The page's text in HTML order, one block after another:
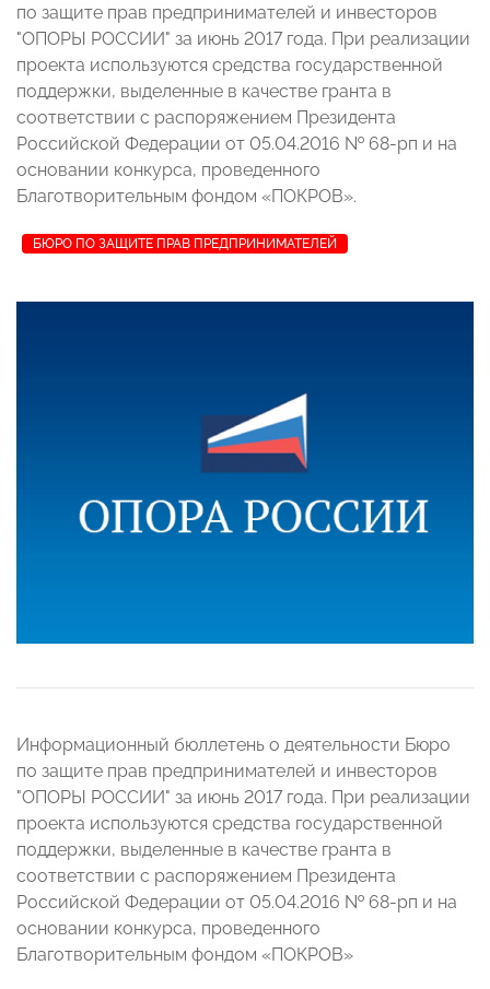
по защите прав предпринимателей и инвесторов
"ОПОРЫ РОССИИ" за июнь 2017 года. При реализации
проекта используются средства государственной
поддержки, выделенные в качестве гранта в
соответствии с распоряжением Президента
Российской Федерации от 05.04.2016 № 68-рп и на
основании конкурса, проведенного
Благотворительным фондом «ПОКРОВ».
БЮРО ПО ЗАЩИТЕ ПРАВ ПРЕДПРИНИМАТЕЛЕЙ
Информационный бюллетень о деятельности Бюро
по защите прав предпринимателей и инвесторов
"ОПОРЫ РОССИИ" за июнь 2017 года. При реализации
проекта используются средства государственной
поддержки, выделенные в качестве гранта в
соответствии с распоряжением Президента
Российской Федерации от 05.04.2016 № 68-рп и на
основании конкурса, проведенного
Благотворительным фондом «ПОКРОВ»